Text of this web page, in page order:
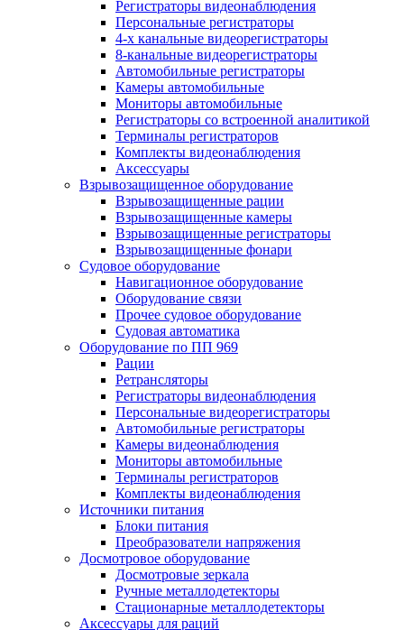
Регистраторы видеонаблюдения
Персональные регистраторы
4-х канальные видеорегистраторы
8-канальные видеорегистраторы
Автомобильные регистраторы
Камеры автомобильные
Мониторы автомобильные
Регистраторы со встроенной аналитикой
Терминалы регистраторов
Комплекты видеонаблюдения
Аксессуары
Взрывозащищенное оборудование
Взрывозащищенные рации
Взрывозащищенные камеры
Взрывозащищенные регистраторы
Взрывозащищенные фонари
Судовое оборудование
Навигационное оборудование
Оборудование связи
Прочее судовое оборудование
Судовая автоматика
Оборудование по ПП 969
Рации
Ретрансляторы
Регистраторы видеонаблюдения
Персональные видеорегистраторы
Автомобильные регистраторы
Камеры видеонаблюдения
Мониторы автомобильные
Терминалы регистраторов
Комплекты видеонаблюдения
Источники питания
Блоки питания
Преобразователи напряжения
Досмотровое оборудование
Досмотровые зеркала
Ручные металлодетекторы
Стационарные металлодетекторы
Аксессуары для раций